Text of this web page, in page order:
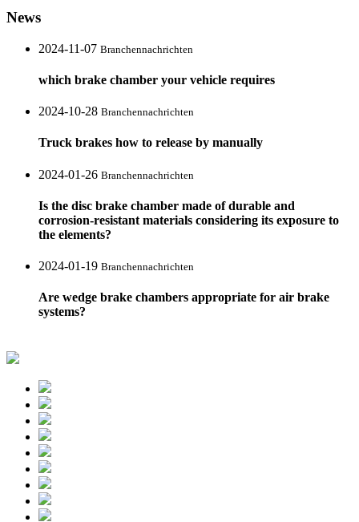
News
2024-11-07 Branchennachrichten
which brake chamber your vehicle requires
2024-10-28 Branchennachrichten
Truck brakes how to release by manually
2024-01-26 Branchennachrichten
Is the disc brake chamber made of durable and
corrosion-resistant materials considering its exposure to
the elements?
2024-01-19 Branchennachrichten
Are wedge brake chambers appropriate for air brake
systems?